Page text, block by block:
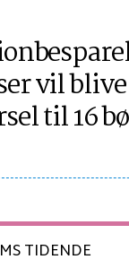
vil
til 16
TIDENDE